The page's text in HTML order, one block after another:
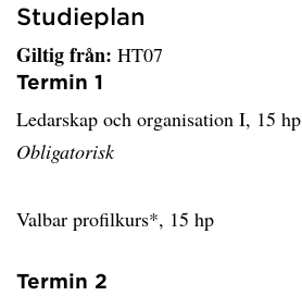
Studieplan
Giltig från: HT07
Termin 1
Ledarskap och organisation I, 15 hp
Obligatorisk
Valbar profilkurs*, 15 hp
Termin 2